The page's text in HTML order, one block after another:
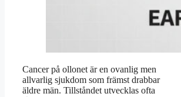
Cancer på ollonet är en ovanlig men
allvarlig sjukdom som främst drabbar
äldre män. Tillståndet utvecklas ofta